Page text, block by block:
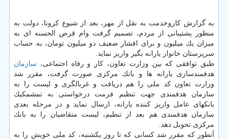
به گزارش كاروخدمت به نقل از مهر، بعد از شیوع كرونا، دولت به
منظور پشتیبانی از مردم، تصمیم گرفت وام قرض الحسنه ای به
میزان یك میلیون و برای اقشار ضعیف دو میلیون تومان، به حساب
سرپرستان خانوار یارانه بگیر واریز نماید.
طبق توافقی كه بین وزارت تعاون، كار و رفاه اجتماعی، سازمان
هدفمندسازی یارانه ها و بانك مركزی صورت گرفت، مقرر شد
وزارت تعاون كد ملی را هم دریافت و غربالگری و لیست را به
سازمان هدفمندی جهت تنظیم فرمت درخواستی به تمشمكیك
بانكهای عامل واریز كننده یارانه، ارسال نماید و در مرحله بعدی
سازمان هدفمندی هم بعد از تنظیم، لیست متقاضیان را به بانك
مركزی تحویل دهد.
آنطور كه مقرر شد كسانی كه تا روز یكشنبه، كد ملی خویش را به